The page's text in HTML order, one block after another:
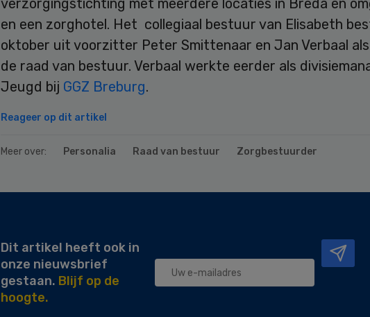
verzorgingstichting met meerdere locaties in Breda en
en een zorghotel. Het collegiaal bestuur van Elisabeth
oktober uit voorzitter Peter Smittenaar en Jan Verbaal als
de raad van bestuur. Verbaal werkte eerder als
Jeugd bij GGZ Breburg.
Reageer op dit artikel
Meer over: Personalia Raad van bestuur Zorgbestuurder
Dit artikel heeft ook in
onze nieuwsbrief
gestaan. Blijf op de
hoogte.